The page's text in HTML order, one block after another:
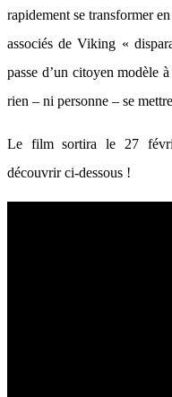
rapidement se transformer
associés de Viking «
passe d’un citoyen modèle
rien – ni personne – se
Le film sortira le 27
découvrir ci-dessous !